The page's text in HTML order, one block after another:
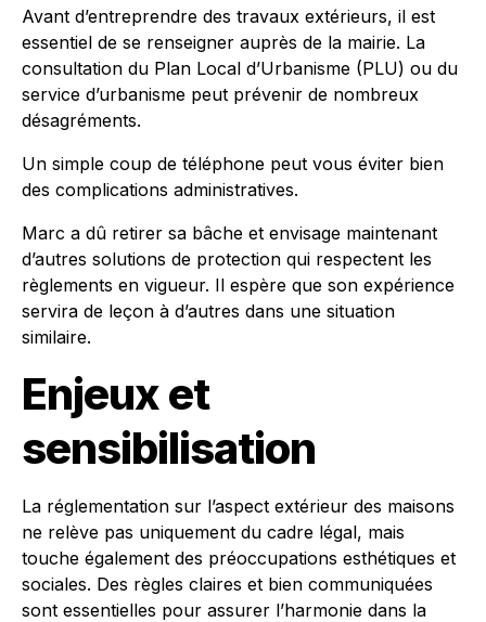
Avant d’entreprendre des travaux extérieurs, il est
essentiel de se renseigner auprès de la mairie. La
consultation du Plan Local d’Urbanisme (PLU) ou du
service d’urbanisme peut prévenir de nombreux
désagréments.
Un simple coup de téléphone peut vous éviter bien
des complications administratives.
Marc a dû retirer sa bâche et envisage maintenant
d’autres solutions de protection qui respectent les
règlements en vigueur. Il espère que son expérience
servira de leçon à d’autres dans une situation
similaire.
Enjeux et
sensibilisation
La réglementation sur l’aspect extérieur des maisons
ne relève pas uniquement du cadre légal, mais
touche également des préoccupations esthétiques et
sociales. Des règles claires et bien communiquées
sont essentielles pour assurer l’harmonie dans la